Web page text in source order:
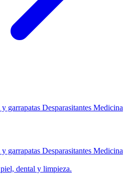
garrapatas Desparasitantes Medicina
garrapatas Desparasitantes Medicina
dental y limpieza.